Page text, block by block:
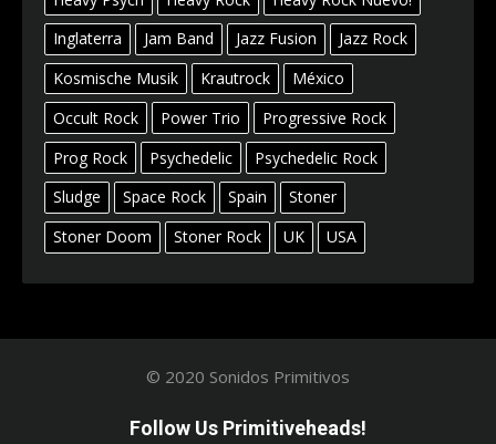
Inglaterra
Jam Band Jazz Fusion
Jazz Rock
Kosmische Musik
Krautrock
México
Occult Rock
Power Trio
Progressive Rock
Prog Rock
Psychedelic
Psychedelic Rock
Sludge
Space Rock Spain
Stoner
Stoner Doom
Stoner Rock UK USA
© 2020 Sonidos Primitivos
Follow Us Primitiveheads!